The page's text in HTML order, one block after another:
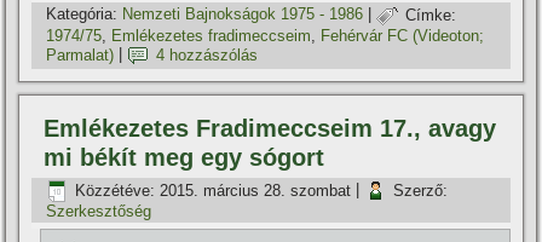
Kategória: Nemzeti Bajnokságok 1975 - 1986 |
Címke:
1974/75, Emlékezetes fradimeccseim, Fehérvár FC (Videoton;
Parmalat)
4 hozzászólás
Emlékezetes Fradimeccseim 17., avagy
mi békí­t meg egy sógort
Közzétéve: 2015. március 28. szombat
Szerző:
Szerkesztőség